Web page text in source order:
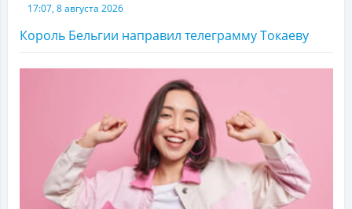
17:07, 8 августа 2026
Король Бельгии направил телеграмму Токаеву